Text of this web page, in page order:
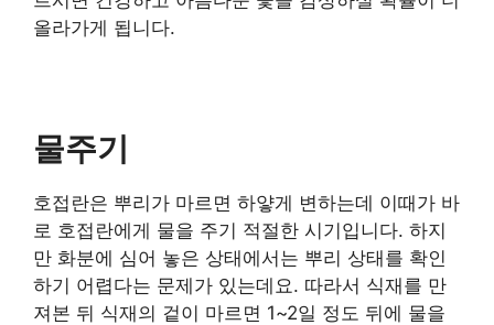
올라가게 됩니다.
물주기
호접란은 뿌리가 마르면 하얗게 변하는데 이때가 바
로 호접란에게 물을 주기 적절한 시기입니다. 하지
만 화분에 심어 놓은 상태에서는 뿌리 상태를 확인
하기 어렵다는 문제가 있는데요. 따라서 식재를 만
져본 뒤 식재의 겉이 마르면 1~2일 정도 뒤에 물을